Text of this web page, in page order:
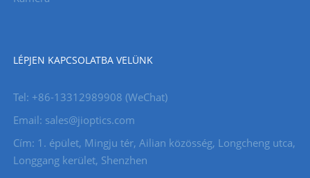
LÉPJEN KAPCSOLATBA VELÜNK
Tel: +86-13312989908 (WeChat)
Email: sales@jioptics.com
Cím: 1. épület, Mingju tér, Ailian közösség, Longcheng utca,
Longgang kerület, Shenzhen